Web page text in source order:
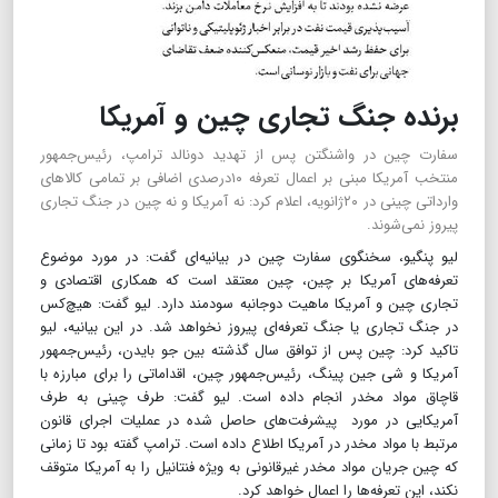
برنده جنگ تجاری چین و آمریکا
سفارت چین در واشنگتن پس از تهدید دونالد ترامپ، رئیس‌جمهور
منتخب آمریکا مبنی بر اعمال تعرفه ۱۰درصدی اضافی بر تمامی کالاهای
وارداتی چینی در ۲۰ژانویه، اعلام کرد: نه آمریکا و نه چین در جنگ تجاری
پیروز نمی‌شوند.
لیو پنگیو، سخنگوی سفارت چین در بیانیه‌ای گفت: در مورد موضوع
تعرفه‌های آمریکا بر چین، چین معتقد است که همکاری اقتصادی و
تجاری چین و آمریکا ماهیت دوجانبه سودمند دارد. لیو گفت: هیچ‌کس
در جنگ تجاری یا جنگ تعرفه‌ای پیروز نخواهد شد. در این بیانیه، لیو
تاکید کرد: چین پس از توافق سال گذشته بین جو بایدن، رئیس‌جمهور
آمریکا و شی جین پینگ، رئیس‌جمهور چین، اقداماتی را برای مبارزه با
قاچاق مواد مخدر انجام داده است. لیو گفت: طرف چینی به طرف
آمریکایی در مورد پیشرفت‌های حاصل شده در عملیات اجرای قانون
مرتبط با مواد مخدر در آمریکا اطلاع داده است. ترامپ گفته بود تا زمانی
که چین جریان مواد مخدر غیرقانونی به ویژه فنتانیل را به آمریکا متوقف
نکند، این تعرفه‌ها را اعمال خواهد کرد.